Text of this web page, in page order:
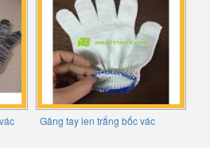
Găng tay len trắng bốc vác